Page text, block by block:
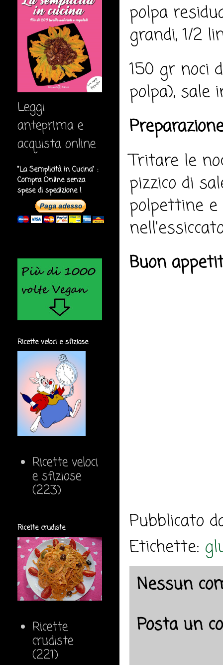
polpa
grandi, 1/2
150 gr noci
polpa), sale
Tritare le
pizzico di
polpettine
Buon
Pubblicato
Etichette:
Nessun
Posta un
Leggi
anteprima e
acquista online
"La Semplicità in Cucina" :
Compra Online senza
spese di spedizione !
Ricette veloci e sfiziose
Ricette veloci
e sfiziose
(223)
Ricette crudiste
Ricette
crudiste
(221)